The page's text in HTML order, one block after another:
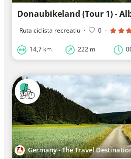
Donaubikeland (Tour 1) -
Ruta ciclista recreatiu · 0 ·
14,7 km 222 m
Germany - The Travel